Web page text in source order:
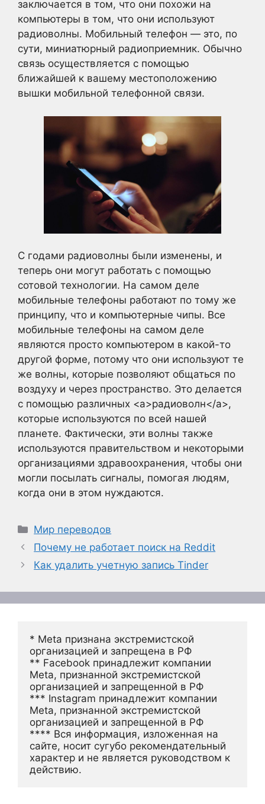
заключается в том, что они похожи на
компьютеры в том, что они используют
радиоволны. Мобильный телефон — это, по
сути, миниатюрный радиоприемник. Обычно
связь осуществляется с помощью
ближайшей к вашему местоположению
вышки мобильной телефонной связи.
С годами радиоволны были изменены, и
теперь они могут работать с помощью
сотовой технологии. На самом деле
мобильные телефоны работают по тому же
принципу, что и компьютерные чипы. Все
мобильные телефоны на самом деле
являются просто компьютером в какой-то
другой форме, потому что они используют те
же волны, которые позволяют общаться по
воздуху и через пространство. Это делается
с помощью различных <a>радиоволн</a>,
которые используются по всей нашей
планете. Фактически, эти волны также
используются правительством и некоторыми
организациями здравоохранения, чтобы они
могли посылать сигналы, помогая людям,
когда они в этом нуждаются.
Рубрики
Мир переводов
Почему не работает поиск на Reddit
Как удалить учетную запись Tinder
* Meta признана экстремистской
организацией и запрещена в РФ
** Facebook принадлежит компании
Meta, признанной экстремистской
организацией и запрещенной в РФ
*** Instagram принадлежит компании
Meta, признанной экстремистской
организацией и запрещенной в РФ
**** Вся информация, изложенная на
сайте, носит сугубо рекомендательный
характер и не является руководством к
действию.